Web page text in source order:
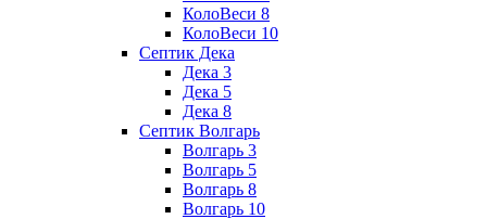
КолоВеси 8
КолоВеси 10
Септик Дека
Дека 3
Дека 5
Дека 8
Септик Волгарь
Волгарь 3
Волгарь 5
Волгарь 8
Волгарь 10